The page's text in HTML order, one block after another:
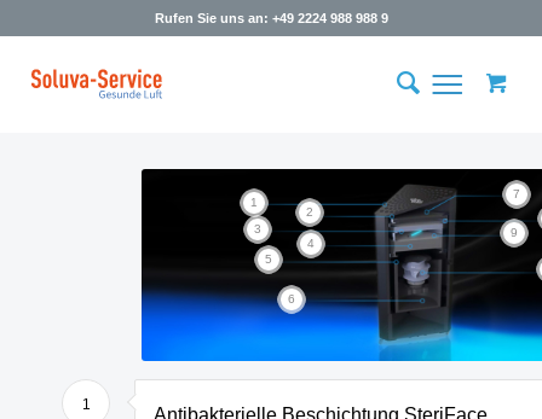
Rufen Sie uns an: +49 2224 988 988 9
1
2
3
4
5
6
7
9
1 Antibakterielle Beschichtung SteriFace